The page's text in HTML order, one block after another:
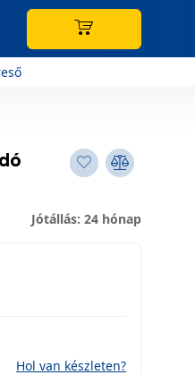
Jótállás: 24 hónap
Hol van készleten?